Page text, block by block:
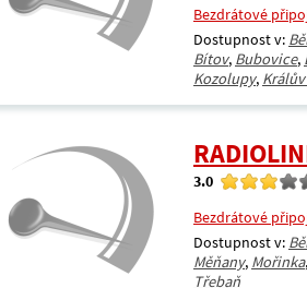
Bezdrátové
Dostupnost v:
Bítov, Bubovice,
Kozolupy,
3.0
Bezdrátové
Dostupnost v:
Měňany, Mořinka,
Třebaň